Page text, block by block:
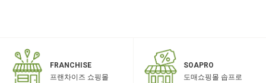
FRANCHISE
프랜차이즈 쇼핑몰
SOAPRO
도매쇼핑몰 솝프로